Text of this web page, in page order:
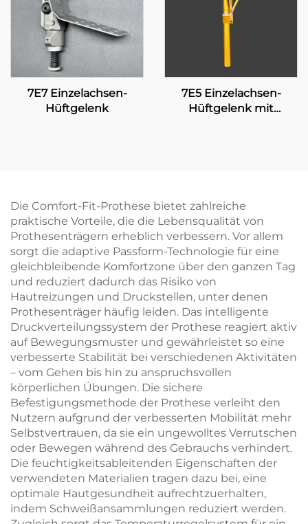
7E7 Einzelachsen-
Hüftgelenk
7E5 Einzelachsen-
Hüftgelenk mit
Die Comfort-Fit-Prothese bietet zahlreiche
praktische Vorteile, die die Lebensqualität von
Prothesenträgern erheblich verbessern. Vor allem
sorgt die adaptive Passform-Technologie für eine
gleichbleibende Komfortzone über den ganzen Tag
und reduziert dadurch das Risiko von
Hautreizungen und Druckstellen, unter denen
Prothesenträger häufig leiden. Das intelligente
Druckverteilungssystem der Prothese reagiert aktiv
auf Bewegungsmuster und gewährleistet so eine
verbesserte Stabilität bei verschiedenen Aktivitäten
– vom Gehen bis hin zu anspruchsvollen
körperlichen Übungen. Die sichere
Befestigungsmethode der Prothese verleiht den
Nutzern aufgrund der verbesserten Mobilität mehr
Selbstvertrauen, da sie ein ungewolltes Verrutschen
oder Bewegen während des Gebrauchs verhindert.
Die feuchtigkeitsableitenden Eigenschaften der
verwendeten Materialien tragen dazu bei, eine
optimale Hautgesundheit aufrechtzuerhalten,
indem Schweißansammlungen reduziert werden.